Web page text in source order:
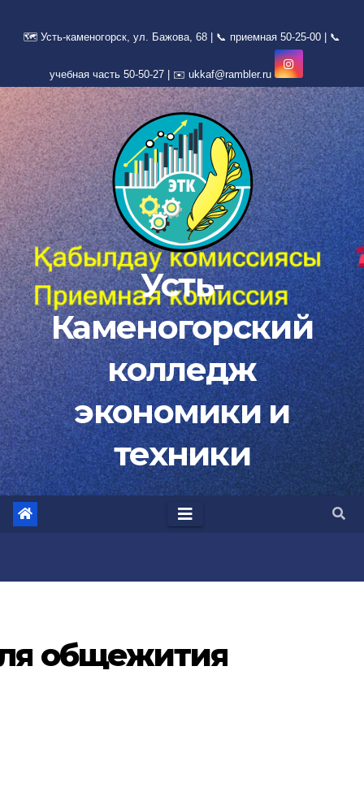
Усть-
Каменогорский
колледж
экономики и
техники
общежития